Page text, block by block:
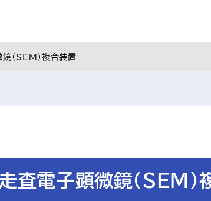
（SEM）複合装置
査電子顕微鏡（SEM）